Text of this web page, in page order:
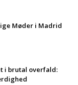
Møder i Madrid
i brutal overfald: